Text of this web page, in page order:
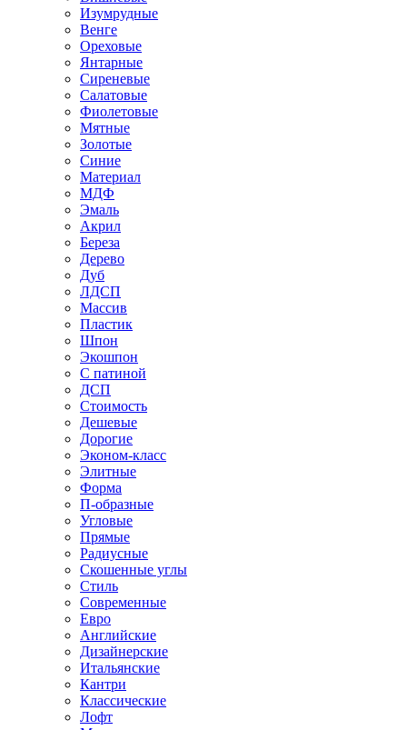
Изумрудные
Венге
Ореховые
Янтарные
Сиреневые
Салатовые
Фиолетовые
Мятные
Золотые
Синие
Материал
МДФ
Эмаль
Акрил
Береза
Дерево
Дуб
ЛДСП
Массив
Пластик
Шпон
Экошпон
С патиной
ДСП
Стоимость
Дешевые
Дорогие
Эконом-класс
Элитные
Форма
П-образные
Угловые
Прямые
Радиусные
Скошенные углы
Стиль
Современные
Евро
Английские
Дизайнерские
Итальянские
Кантри
Классические
Лофт